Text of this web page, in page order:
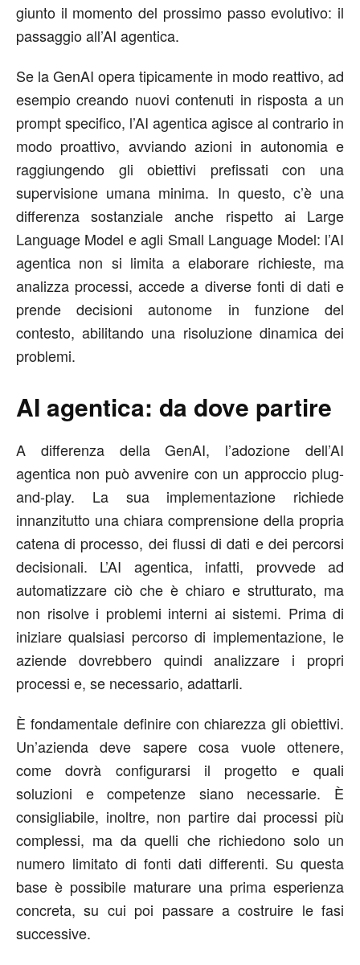
giunto il momento del prossimo passo evolutivo: il
passaggio all’AI agentica.
Se la GenAI opera tipicamente in modo reattivo, ad
esempio creando nuovi contenuti in risposta a un
prompt specifico, l’AI agentica agisce al contrario in
modo proattivo, avviando azioni in autonomia e
raggiungendo gli obiettivi prefissati con una
supervisione umana minima. In questo, c’è una
differenza sostanziale anche rispetto ai Large
Language Model e agli Small Language Model: l’AI
agentica non si limita a elaborare richieste, ma
analizza processi, accede a diverse fonti di dati e
prende decisioni autonome in funzione del
contesto, abilitando una risoluzione dinamica dei
problemi.
AI agentica: da dove partire
A differenza della GenAI, l’adozione dell’AI
agentica non può avvenire con un approccio plug-
and-play. La sua implementazione richiede
innanzitutto una chiara comprensione della propria
catena di processo, dei flussi di dati e dei percorsi
decisionali. L’AI agentica, infatti, provvede ad
automatizzare ciò che è chiaro e strutturato, ma
non risolve i problemi interni ai sistemi. Prima di
iniziare qualsiasi percorso di implementazione, le
aziende dovrebbero quindi analizzare i propri
processi e, se necessario, adattarli.
È fondamentale definire con chiarezza gli obiettivi.
Un’azienda deve sapere cosa vuole ottenere,
come dovrà configurarsi il progetto e quali
soluzioni e competenze siano necessarie. È
consigliabile, inoltre, non partire dai processi più
complessi, ma da quelli che richiedono solo un
numero limitato di fonti dati differenti. Su questa
base è possibile maturare una prima esperienza
concreta, su cui poi passare a costruire le fasi
successive.